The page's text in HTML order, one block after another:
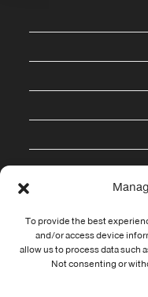
To provide the best
and/or access device
allow us to process data such
Not consenting or
تبسة